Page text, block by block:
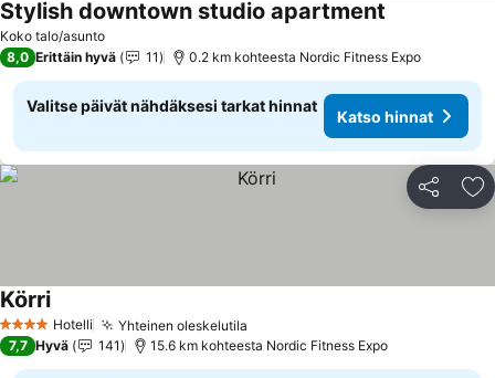
Koko talo/asunto
Stylish downtown studio apartment
8,0 Erittäin hyvä 11 0.2 km kohteesta Nordic Fitness Expo
Valitse päivät nähdäksesi tarkat hinnat
Katso hinnat
Jaa
4 Tähtiluokitus
Hotelli Yhteinen oleskelutila
Körri
7,7 Hyvä 141 15.6 km kohteesta Nordic Fitness Expo